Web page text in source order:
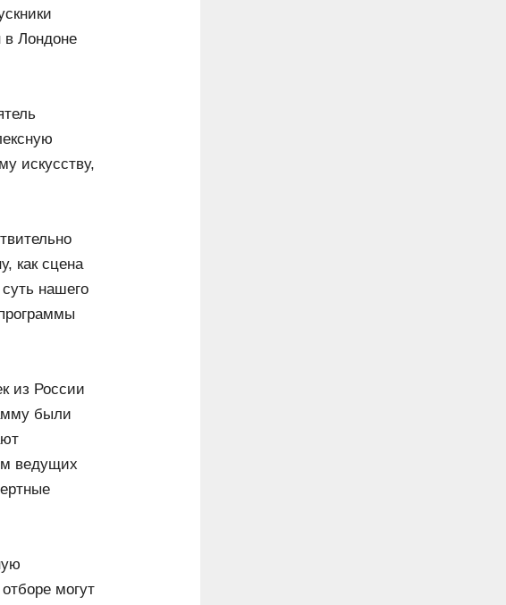
в Лондоне
искусству,
как сцена
нашего
из России
были
ведущих
могут